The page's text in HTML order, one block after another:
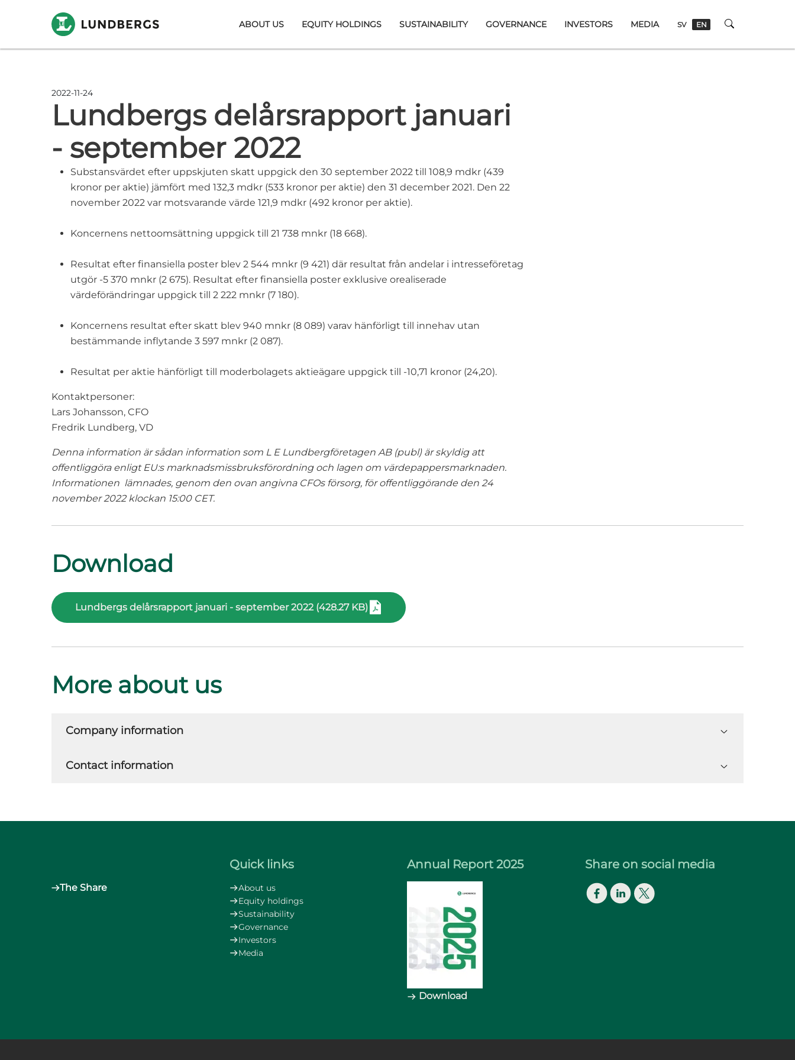
ABOUT US EQUITY HOLDINGS SUSTAINABILITY GOVERNANCE INVESTORS MEDIA SV EN
2022-11-24
Lundbergs delårsrapport januari
- september 2022
Substansvärdet efter uppskjuten skatt uppgick den 30 september 2022 till 108,9 mdkr (439
kronor per aktie) jämfört med 132,3 mdkr (533 kronor per aktie) den 31 december 2021. Den 22
november 2022 var motsvarande värde 121,9 mdkr (492 kronor per aktie).
Koncernens nettoomsättning uppgick till 21 738 mnkr (18 668).
Resultat efter finansiella poster blev 2 544 mnkr (9 421) där resultat från andelar i intresseföretag
utgör -5 370 mnkr (2 675). Resultat efter finansiella poster exklusive orealiserade
värdeförändringar uppgick till 2 222 mnkr (7 180).
Koncernens resultat efter skatt blev 940 mnkr (8 089) varav hänförligt till innehav utan
bestämmande inflytande 3 597 mnkr (2 087).
Resultat per aktie hänförligt till moderbolagets aktieägare uppgick till -10,71 kronor (24,20).
Kontaktpersoner:
Lars Johansson, CFO
Fredrik Lundberg, VD
Denna information är sådan information som L E Lundbergföretagen AB (publ) är skyldig att
offentliggöra enligt EU:s marknadsmissbruksförordning och lagen om värdepappersmarknaden.
Informationen lämnades, genom den ovan angivna CFOs försorg, för offentliggörande den 24
november 2022 klockan 15:00 CET.
Download
Lundbergs delårsrapport januari - september 2022 (428.27 KB)
More about us
Company information
Contact information
The Share
Quick links
About us
Equity holdings
Sustainability
Governance
Investors
Media
Annual Report 2025
Download
Share on social media
FacebookLinkedInTwitter